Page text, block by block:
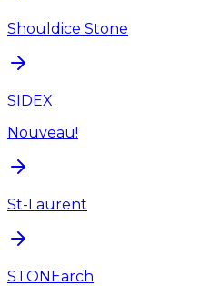
Shouldice Stone
SIDEX
Nouveau!
St-Laurent
STONEarch